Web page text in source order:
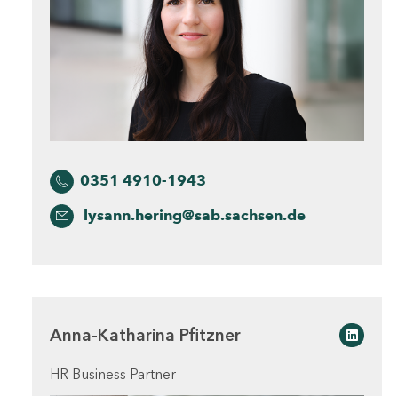
0351 4910-1943
lysann.hering@sab.sachsen.de
Anna-Katharina Pfitzner
HR Business Partner